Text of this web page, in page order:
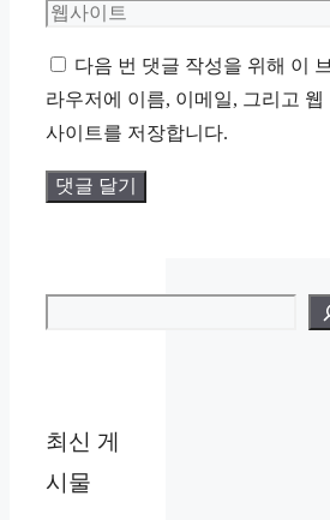
메
웹
이
트
다음 번 댓글 작성을 위해 이 브
라우저에 이름, 이메일, 그리고 웹
사이트를 저장합니다.
최신 게
시물